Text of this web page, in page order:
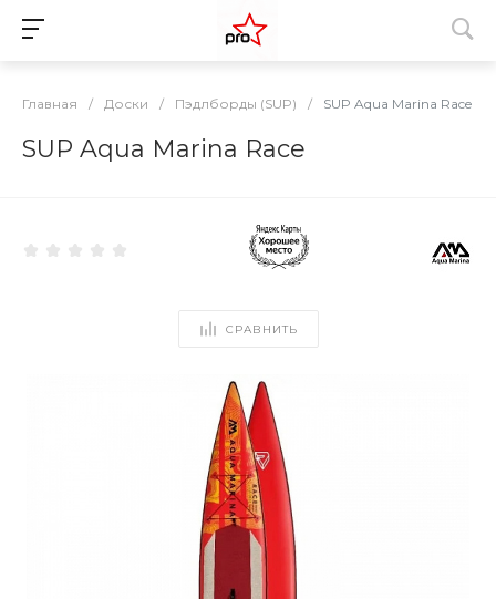
Главная / Доски / Пэдлборды (SUP) / SUP Aqua Marina Race
SUP Aqua Marina Race
СРАВНИТЬ